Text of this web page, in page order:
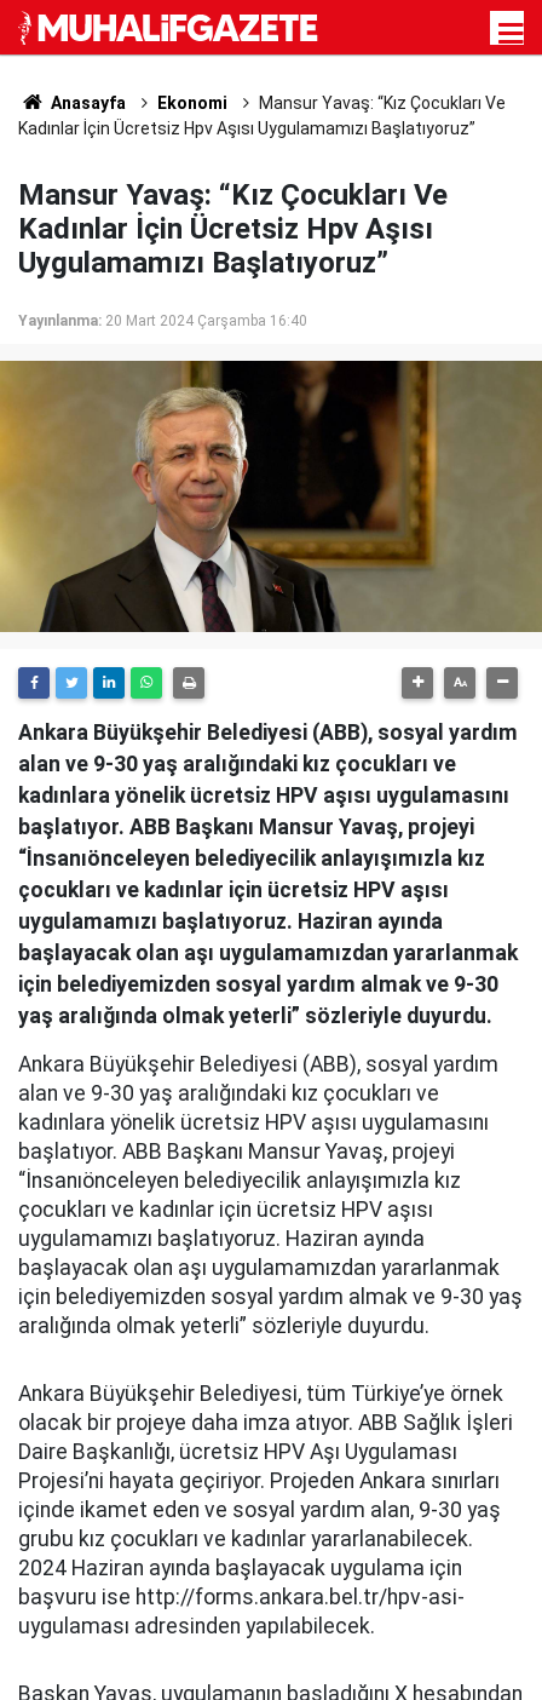
Anasayfa Ekonomi
Mansur Yavaş: “Kız Çocukları Ve
Kadınlar İçin Ücretsiz Hpv Aşısı Uygulamamızı Başlatıyoruz”
Mansur Yavaş: “Kız Çocukları Ve
Kadınlar İçin Ücretsiz Hpv Aşısı
Uygulamamızı Başlatıyoruz”
Yayınlanma: 20 Mart 2024 Çarşamba 16:40
Ankara Büyükşehir Belediyesi (ABB), sosyal yardım
alan ve 9-30 yaş aralığındaki kız çocukları ve
kadınlara yönelik ücretsiz HPV aşısı uygulamasını
başlatıyor. ABB Başkanı Mansur Yavaş, projeyi
“İnsanıönceleyen belediyecilik anlayışımızla kız
çocukları ve kadınlar için ücretsiz HPV aşısı
uygulamamızı başlatıyoruz. Haziran ayında
başlayacak olan aşı uygulamamızdan yararlanmak
için belediyemizden sosyal yardım almak ve 9-30
yaş aralığında olmak yeterli” sözleriyle duyurdu.
Ankara Büyükşehir Belediyesi (ABB), sosyal yardım
alan ve 9-30 yaş aralığındaki kız çocukları ve
kadınlara yönelik ücretsiz HPV aşısı uygulamasını
başlatıyor. ABB Başkanı Mansur Yavaş, projeyi
“İnsanıönceleyen belediyecilik anlayışımızla kız
çocukları ve kadınlar için ücretsiz HPV aşısı
uygulamamızı başlatıyoruz. Haziran ayında
başlayacak olan aşı uygulamamızdan yararlanmak
için belediyemizden sosyal yardım almak ve 9-30 yaş
aralığında olmak yeterli” sözleriyle duyurdu.
Ankara Büyükşehir Belediyesi, tüm Türkiye’ye örnek
olacak bir projeye daha imza atıyor. ABB Sağlık İşleri
Daire Başkanlığı, ücretsiz HPV Aşı Uygulaması
Projesi’ni hayata geçiriyor. Projeden Ankara sınırları
içinde ikamet eden ve sosyal yardım alan, 9-30 yaş
grubu kız çocukları ve kadınlar yararlanabilecek.
2024 Haziran ayında başlayacak uygulama için
başvuru ise http://forms.ankara.bel.tr/hpv-asi-
uygulaması adresinden yapılabilecek.
Başkan Yavaş, uygulamanın başladığını X hesabından